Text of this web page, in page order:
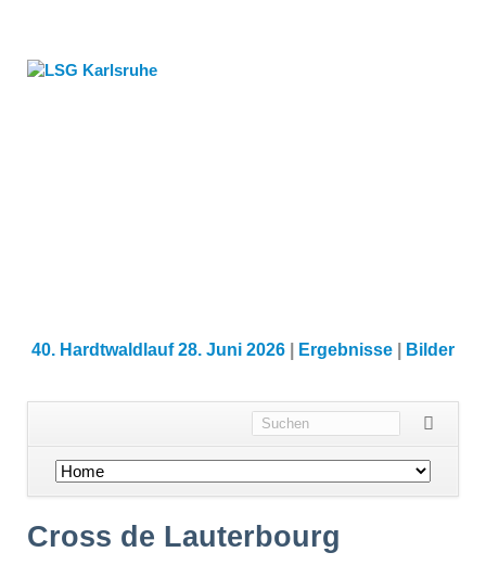
40. Hardtwaldlauf 28. Juni 2026 Ergebnisse Bilder
Navigation
Cross de Lauterbourg